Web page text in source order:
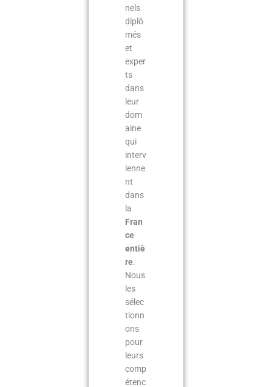
nels
diplô
més
et
exper
ts
dans
leur
dom
aine
qui
interv
ienne
nt
dans
la
Fran
ce
entiè
re.
Nous
les
sélec
tionn
ons
pour
leurs
comp
étenc